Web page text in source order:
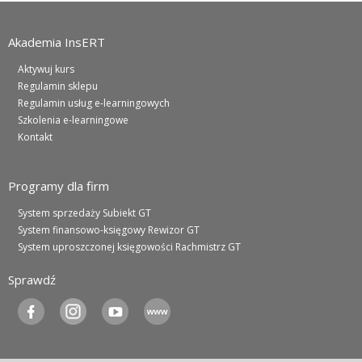
Akademia InsERT
Aktywuj kurs
Regulamin sklepu
Regulamin usług e-learningowych
Szkolenia e-learningowe
Kontakt
Programy dla firm
System sprzedaży Subiekt GT
System finansowo-księgowy Rewizor GT
System uproszczonej księgowości Rachmistrz GT
Sprawdź